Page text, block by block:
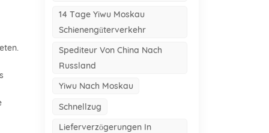
14 Tage Yiwu Moskau
Schienengüterverkehr
Spediteur Von China Nach
Russland
Yiwu Nach Moskau
Schnellzug
Lieferverzögerungen In